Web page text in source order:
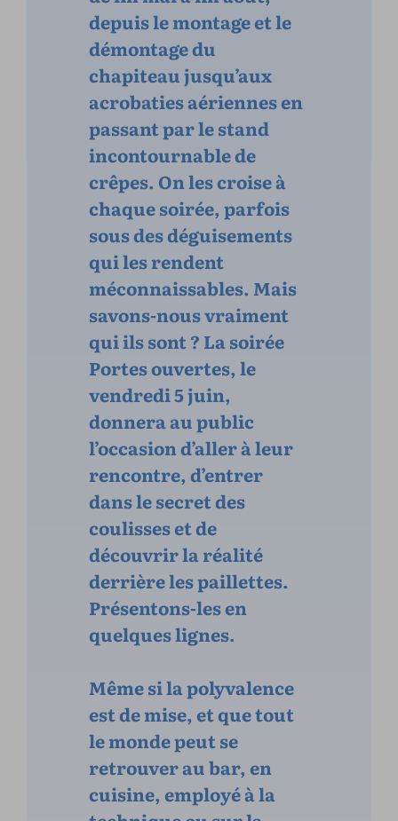
depuis le montage et le
démontage du
chapiteau jusqu’aux
acrobaties aériennes en
passant par le stand
incontournable de
crêpes. On les croise à
chaque soirée, parfois
sous des déguisements
qui les rendent
méconnaissables. Mais
savons-nous vraiment
qui ils sont ? La soirée
Portes ouvertes, le
vendredi 5 juin,
donnera au public
l’occasion d’aller à leur
rencontre, d’entrer
dans le secret des
coulisses et de
découvrir la réalité
derrière les paillettes.
Présentons-les en
quelques lignes.
Même si la polyvalence
est de mise, et que tout
le monde peut se
retrouver au bar, en
cuisine, employé à la